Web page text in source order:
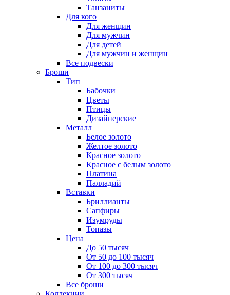
Танзаниты
Для кого
Для женщин
Для мужчин
Для детей
Для мужчин и женщин
Все подвески
Броши
Тип
Бабочки
Цветы
Птицы
Дизайнерские
Металл
Белое золото
Желтое золото
Красное золото
Красное с белым золото
Платина
Палладий
Вставки
Бриллианты
Сапфиры
Изумруды
Топазы
Цена
До 50 тысяч
От 50 до 100 тысяч
От 100 до 300 тысяч
От 300 тысяч
Все броши